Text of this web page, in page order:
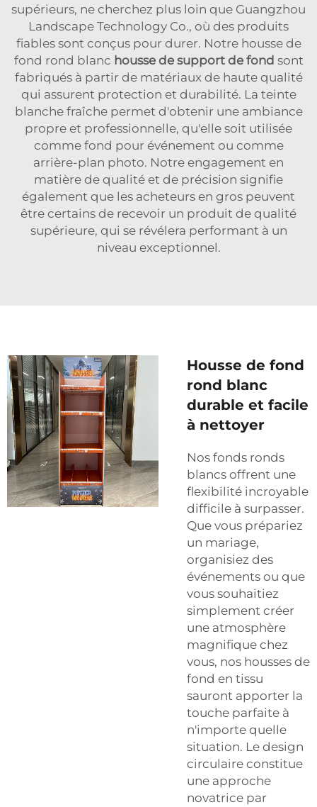
supérieurs, ne cherchez plus loin que Guangzhou
Landscape Technology Co., où des produits
fiables sont conçus pour durer. Notre housse de
fond rond blanc housse de support de fond sont
fabriqués à partir de matériaux de haute qualité
qui assurent protection et durabilité. La teinte
blanche fraîche permet d'obtenir une ambiance
propre et professionnelle, qu'elle soit utilisée
comme fond pour événement ou comme
arrière-plan photo. Notre engagement en
matière de qualité et de précision signifie
également que les acheteurs en gros peuvent
être certains de recevoir un produit de qualité
supérieure, qui se révélera performant à un
niveau exceptionnel.
Housse de fond
rond blanc
durable et facile
à nettoyer
Nos fonds ronds
blancs offrent une
flexibilité incroyable
difficile à surpasser.
Que vous prépariez
un mariage,
organisiez des
événements ou que
vous souhaitiez
simplement créer
une atmosphère
magnifique chez
vous, nos housses de
fond en tissu
sauront apporter la
touche parfaite à
n'importe quelle
situation. Le design
circulaire constitue
une approche
novatrice par